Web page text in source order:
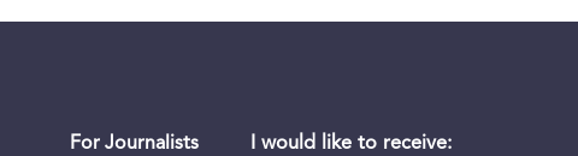
For Journalists I would like to receive: